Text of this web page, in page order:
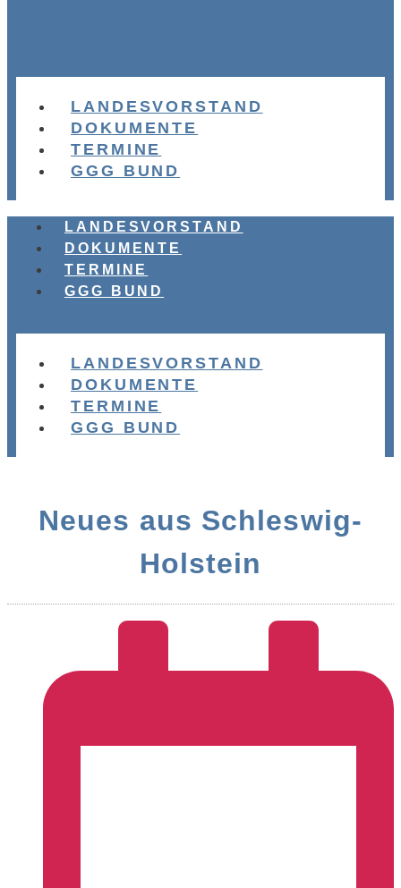
LANDESVORSTAND
DOKUMENTE
TERMINE
GGG BUND
LANDESVORSTAND
DOKUMENTE
TERMINE
GGG BUND
LANDESVORSTAND
DOKUMENTE
TERMINE
GGG BUND
Neues aus Schleswig-
Holstein